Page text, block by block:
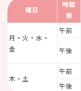
曜日
時間
帯
月・火・水・
金
午前
午後
木・土
午前
午後